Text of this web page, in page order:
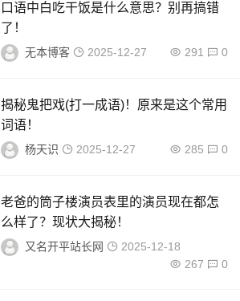
口语中白吃干饭是什么意思？别再搞错
了！
无本博客 2025-12-27 291 0
揭秘鬼把戏(打一成语)！原来是这个常用
词语！
杨天识 2025-12-27 285 0
老爸的筒子楼演员表里的演员现在都怎
么样了？现状大揭秘！
又名开平站长网
2025-12-18
267
0